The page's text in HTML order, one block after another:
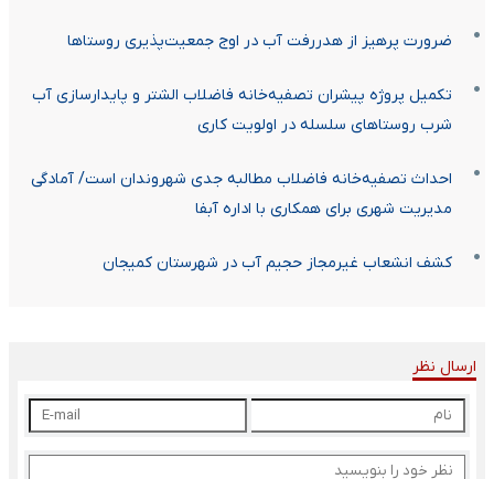
ضرورت پرهیز از هدررفت آب در اوج جمعیت‌پذیری روستاها
تکمیل پروژه پیشران تصفیه‌خانه فاضلاب الشتر و پایدارسازی آب
شرب روستاهای سلسله در اولویت کاری
احداث تصفیه‌خانه فاضلاب مطالبه جدی شهروندان است/ آمادگی
مدیریت شهری برای همکاری با اداره آبفا
کشف انشعاب غیرمجاز حجیم آب در شهرستان کمیجان
ارسال نظر